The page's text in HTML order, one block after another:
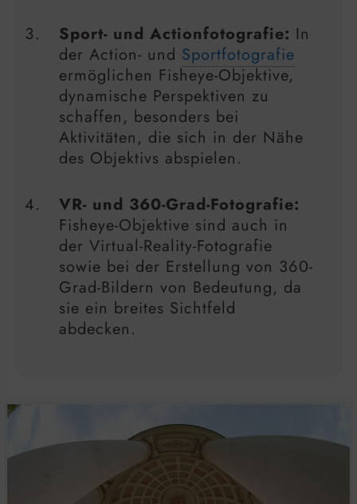
Sport- und Actionfotografie: In
der Action- und Sportfotografie
ermöglichen Fisheye-Objektive,
dynamische Perspektiven zu
schaffen, besonders bei
Aktivitäten, die sich in der Nähe
des Objektivs abspielen.
VR- und 360-Grad-Fotografie:
Fisheye-Objektive sind auch in
der Virtual-Reality-Fotografie
sowie bei der Erstellung von 360-
Grad-Bildern von Bedeutung, da
sie ein breites Sichtfeld
abdecken.